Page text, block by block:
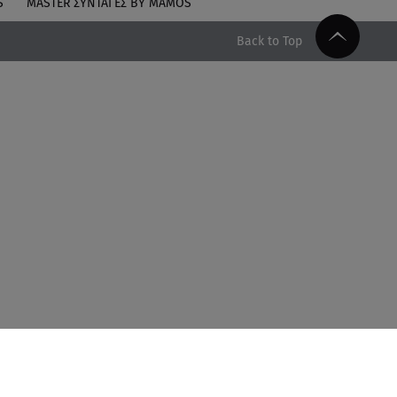
MASTER ΣΥΝΤΑΓΈΣ BY MAMOS
Back to Top